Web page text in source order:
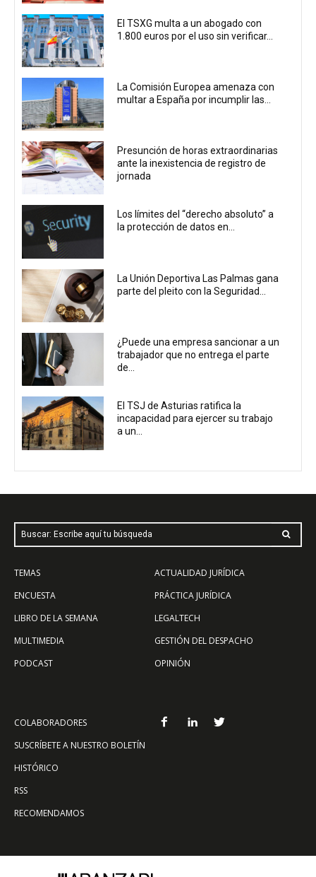
El TSXG multa a un abogado con
1.800 euros por el uso sin verificar...
La Comisión Europea amenaza con
multar a España por incumplir las...
Presunción de horas extraordinarias
ante la inexistencia de registro de
jornada
Los límites del “derecho absoluto” a
la protección de datos en...
La Unión Deportiva Las Palmas gana
parte del pleito con la Seguridad...
¿Puede una empresa sancionar a un
trabajador que no entrega el parte
de...
El TSJ de Asturias ratifica la
incapacidad para ejercer su trabajo
a un...
Buscar: Escribe aquí tu búsqueda
TEMAS
ENCUESTA
LIBRO DE LA SEMANA
MULTIMEDIA
PODCAST
ACTUALIDAD JURÍDICA
PRÁCTICA JURÍDICA
LEGALTECH
GESTIÓN DEL DESPACHO
OPINIÓN
COLABORADORES
SUSCRÍBETE A NUESTRO BOLETÍN
HISTÓRICO
RSS
RECOMENDAMOS